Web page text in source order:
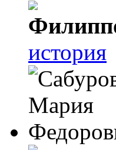
история